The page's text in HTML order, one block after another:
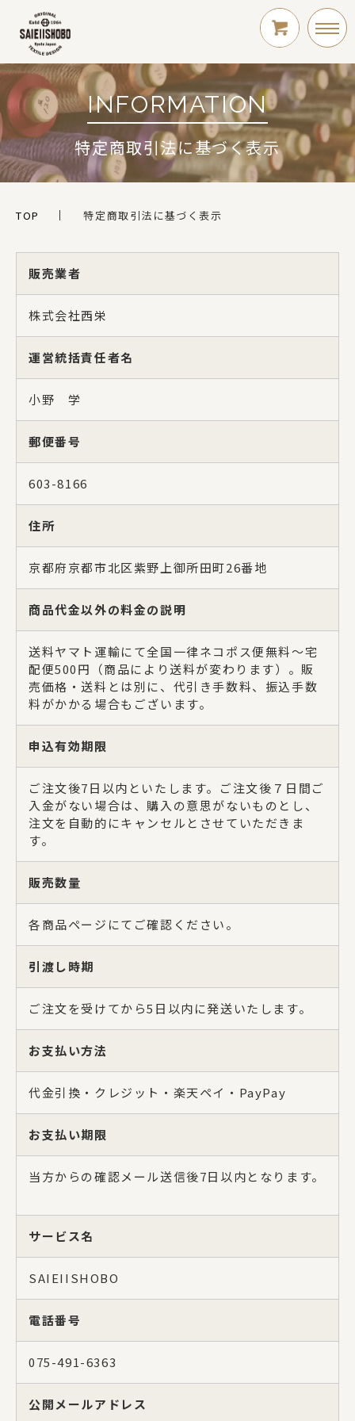
LOGIN
新規会員登録
シリーズ
カテゴリー
ポーチ
ステーショナリー
財布・カードケース
身のまわり品
バッグ
マスク関係
その他
SAIEIISHOBOについて
西栄について
商品一覧
オリジナルグッズ・記念品を作りたい方へ
ご利用ガイド
INFORMATION
特定商取引法に基づく表示
TOP 特定商取引法に基づく表示
販売業者
株式会社西栄
運営統括責任者名
小野 学
郵便番号
603-8166
住所
京都府京都市北区紫野上御所田町26番地
商品代金以外の料金の説明
送料ヤマト運輸にて全国一律ネコポス便無料～宅
配便500円（商品により送料が変わります）。販
売価格・送料とは別に、代引き手数料、振込手数
料がかかる場合もございます。
申込有効期限
ご注文後7日以内といたします。ご注文後７日間ご
入金がない場合は、購入の意思がないものとし、
注文を自動的にキャンセルとさせていただきま
す。
販売数量
各商品ページにてご確認ください。
引渡し時期
ご注文を受けてから5日以内に発送いたします。
お支払い方法
代金引換・クレジット・楽天ペイ・PayPay
お支払い期限
当方からの確認メール送信後7日以内となります。
サービス名
SAIEIISHOBO
電話番号
075-491-6363
公開メールアドレス